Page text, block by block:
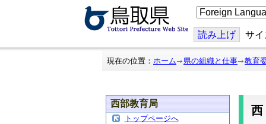
こ
の
ジ
を
翻
読み上げ サ
現在の位置： ホーム 県の組織と仕事 教育
西部教育局
トップページへ